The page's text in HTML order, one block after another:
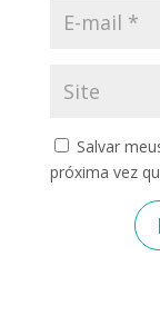
Salvar
próxima vez